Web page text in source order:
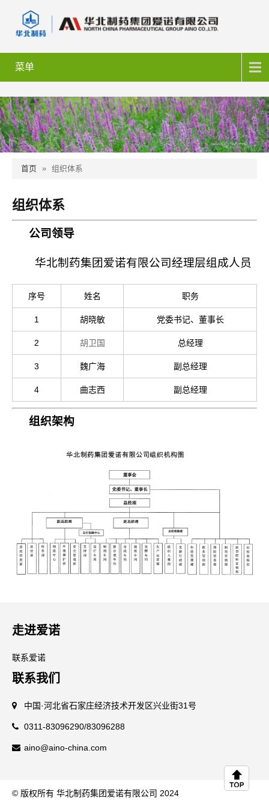
菜单
首页 » 组织体系
组织体系
公司领导
华北制药集团爱诺有限公司经理层组成人员
序号 姓名 职务
1 胡晓敏 党委书记、董事长
2 胡卫国 总经理
3 魏广海 副总经理
4 曲志西 副总经理
组织架构
走进爱诺
联系爱诺
联系我们
中国·河北省石家庄经济技术开发区兴业街31号
0311-83096290/83096288
aino@aino-china.com
© 版权所有 华北制药集团爱诺有限公司 2024